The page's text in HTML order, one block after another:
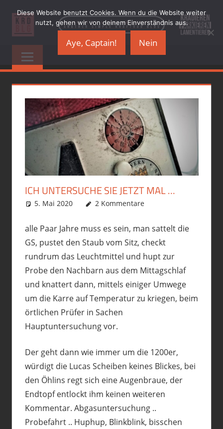
Inhalt
springen
KRADBLOG.DE
&
…
another
Kraftrad
ICH UNTERSUCHE SIE JETZT MAL …
5. Mai 2020 phil
Allgemein,Motorrad
2 Kommentare
alle Paar Jahre muss es sein, man sattelt die
GS, pustet den Staub vom Sitz, checkt
rundrum das Leuchtmittel und hupt zur
Probe den Nachbarn aus dem Mittagschlaf
und knattert dann, mittels einiger Umwege
um die Karre auf Temperatur zu kriegen, beim
örtlichen Prüfer in Sachen
Hauptuntersuchung vor.
Der geht dann wie immer um die 1200er,
würdigt die Lucas Scheiben keines Blickes, bei
den Öhlins regt sich eine Augenbraue, der
Endtopf entlockt ihm keinen weiteren
Kommentar. Abgasuntersuchung ..
Probefahrt .. Huphup, Blinkblink, bisschen
Diese Website benutzt Cookies. Wenn du die Website weiter
nutzt, gehen wir von deinem Einverständnis aus.
Aye, Captain! Nein